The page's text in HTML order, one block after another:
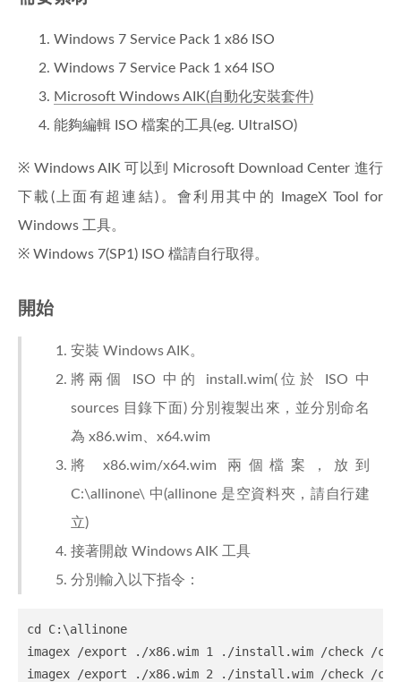
Windows 7 Service Pack 1 x86 ISO
Windows 7 Service Pack 1 x64 ISO
Microsoft Windows AIK(自動化安裝套件)
能夠編輯 ISO 檔案的工具(eg. UltraISO)
※ Windows AIK 可以到 Microsoft Download Center 進行
下載(上面有超連結)。會利用其中的 ImageX Tool for
Windows 工具。
※ Windows 7(SP1) ISO 檔請自行取得。
開始
安裝 Windows AIK。
將兩個 ISO 中的 install.wim(位於 ISO 中
sources 目錄下面) 分別複製出來，並分別命名
為 x86.wim、x64.wim
將 x86.wim/x64.wim 兩個檔案，放到
C:\allinone\ 中(allinone 是空資料夾，請自行建
立)
接著開啟 Windows AIK 工具
分別輸入以下指令：
cd C:\allinone
imagex /export ./x86.wim 1 ./install.wim /check /
imagex /export ./x86.wim 2 ./install.wim /check /